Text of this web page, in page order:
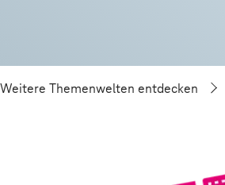
Weitere Themenwelten entdecken